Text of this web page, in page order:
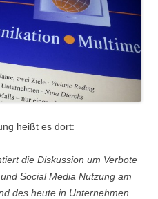
heißt es dort:
die Diskussion um Verbote
Social Media Nutzung am
des heute in Unternehmen